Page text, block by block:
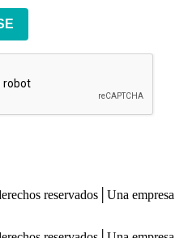
reservados│Una empresa